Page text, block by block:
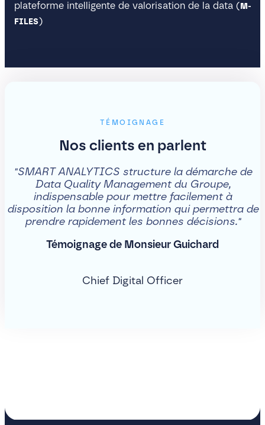
plateforme intelligente de valorisation de la data ( M-
FILES)
TÉMOIGNAGE
Nos clients en parlent
SMART ANALYTICS structure la démarche de
Data Quality Management du Groupe,
indispensable pour mettre facilement à
disposition la bonne information qui permettra de
prendre rapidement les bonnes décisions.
Témoignage de Monsieur Guichard
Chief Digital Officer